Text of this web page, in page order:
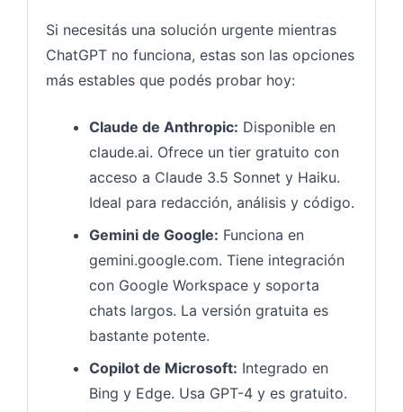
Si necesitás una solución urgente mientras
ChatGPT no funciona, estas son las opciones
más estables que podés probar hoy:
Claude de Anthropic: Disponible en
claude.ai. Ofrece un tier gratuito con
acceso a Claude 3.5 Sonnet y Haiku.
Ideal para redacción, análisis y código.
Gemini de Google: Funciona en
gemini.google.com. Tiene integración
con Google Workspace y soporta
chats largos. La versión gratuita es
bastante potente.
Copilot de Microsoft: Integrado en
Bing y Edge. Usa GPT-4 y es gratuito.